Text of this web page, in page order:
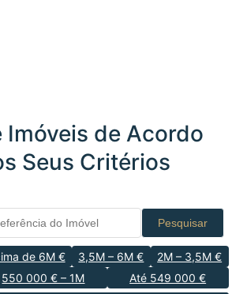
Imóveis de Acordo
Seus Critérios
Pesquisar
de 6M € 3,5M – 6M €
2M – 3,5M €
550 000 € – 1M
Até 549 000 €